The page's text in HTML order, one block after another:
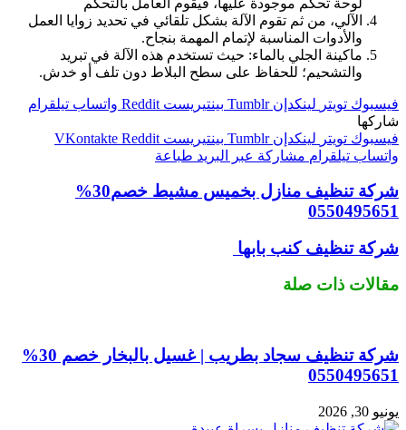
لوحة تحكم موجودة عليها، فيقوم العامل بالتحكم
الآلي، من ثم تقوم الآلة بشكل تلقائي في تحديد زوايا العمل
والأدوات المناسبة لإتمام المهمة بنجاح.
ماكينة الجلي بالماء: حيث تستخدم هذه الآلة في تبريد
والتشحيم؛ للحفاظ على سطح البلاط دون تلف أو خدش.
فيسبوك تويتر لينكدإن بينتيريست واتساب تيلقرام
شاركها
فيسبوك تويتر لينكدإن بينتيريست
واتساب تيلقرام مشاركة عبر البريد طباعة
شركة تنظيف منازل بخميس مشيط خصم30%
0550495651
شركة تنظيف كنب بابها
مقالات ذات صلة
شركة تنظيف سجاد بطريب | غسيل بالبخار خصم 30%
0550495651
يونيو 30, 2026